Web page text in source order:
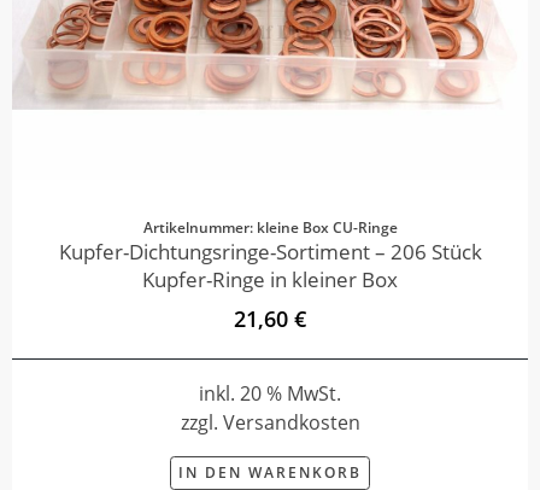
Artikelnummer: kleine Box CU-Ringe
Kupfer-Dichtungsringe-Sortiment – 206 Stück
Kupfer-Ringe in kleiner Box
21,60 €
inkl. 20 % MwSt.
zzgl. Versandkosten
IN DEN WARENKORB